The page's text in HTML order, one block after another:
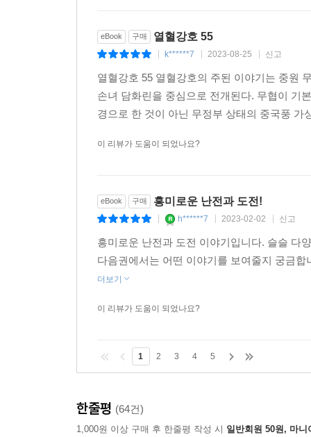
eBook 구매 열혈강호 55
k******7 2023-08-25 신고
열혈강호 55 열혈강호의 주된 이야기는 중원
손녀 담화린을 중심으로 전개된다. 무협이 기
경으로 한 것이 아닌 무정부 상태의 중국풍
이 리뷰가 도움이 되었나요?
eBook 구매 흥미로운 난전과 도전!
h******7 2023-02-02 신고
흥미로운 난전과 도전 이야기입니다. 슬슬 다
다음권에서는 어떤 이야기를 보여줄지 궁금
더보기
이 리뷰가 도움이 되었나요?
1 2 3 4 5
한줄평 (64건)
1,000원 이상 구매 후 한줄평 작성 시 일반회원 50원, 마니